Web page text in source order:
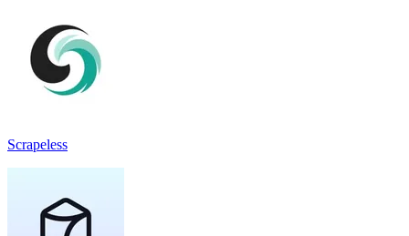
Scrapeless